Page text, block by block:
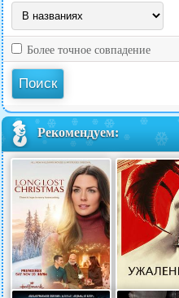
Более точное совпадение
Рекомендуем: